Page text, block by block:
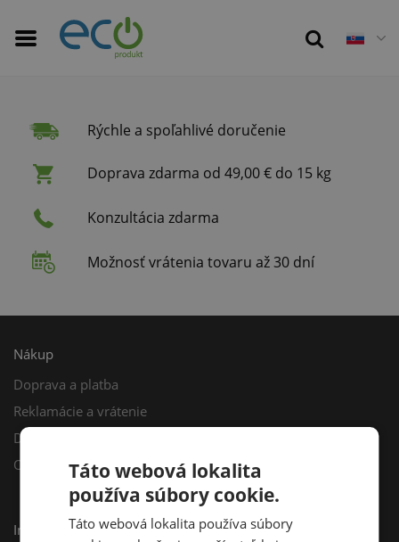
Rýchle a spoľahlivé doručenie
Doprava zdarma od 49,00 € do 15 kg
Konzultácia zdarma
Možnosť vrátenia tovaru až 30 dní
Nákup
Doprava a platba
Reklamácie a vrátenie
Darčekový poukaz
Odberné miesta
Informácie
Táto webová lokalita
používa súbory cookie.
Táto webová lokalita používa súbory